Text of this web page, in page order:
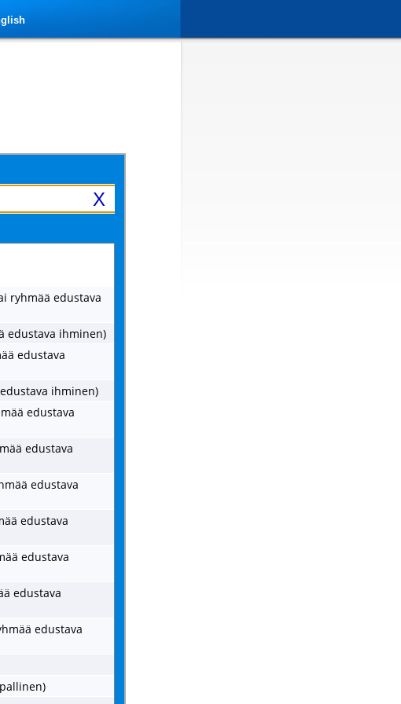
X
ryhmää edustava
edustava ihminen)
edustava
ihminen)
edustava
edustava
edustava
edustava
edustava
edustava
edustava